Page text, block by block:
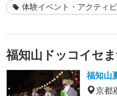
体験イベント・アクティ
福知山ドッコイセ
福知山
京都